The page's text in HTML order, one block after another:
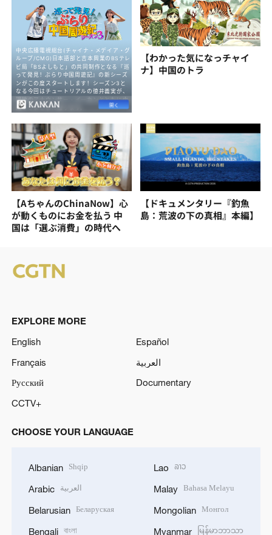
【わかった気になっチャイ
ナ】中国のトラ
【AちゃんのChinaNow】心
が動くものにお金を払う 中
国は「選ぶ消費」の時代へ
【ドキュメンタリー『釣魚
島：荒波の下の真相』本編】
EXPLORE MORE
English
Español
Français
العربية
Русский
Documentary
CCTV+
CHOOSE YOUR LANGUAGE
Albanian Shqip
Arabic العربية
Belarusian Беларуская
Bengali বাংলা
Lao ລາວ
Malay Bahasa Melayu
Mongolian Монгол
Myanmar မြန်မာဘာသာ